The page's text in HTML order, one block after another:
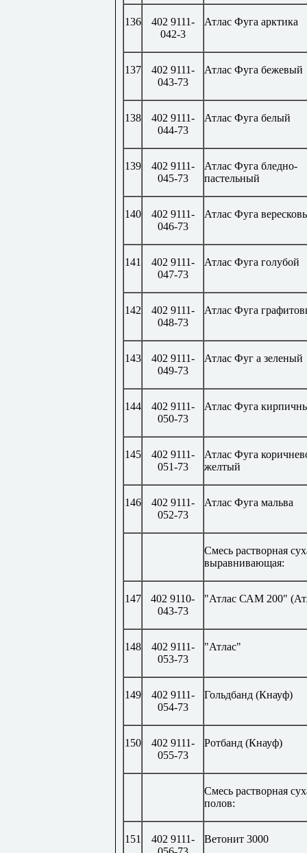
136
402 9111-
042-3
Атлас Фуга арктика
137
402 9111-
043-73
Атлас Фуга бежевый
138
402 9111-
044-73
Атлас Фуга белый
139
402 9111-
045-73
Атлас Фуга бледно-
пастельный
140
402 9111-
046-73
Атлас Фуга
141
402 9111-
047-73
Атлас Фуга голубой
142
402 9111-
048-73
Атлас Фуга
143
402 9111-
049-73
Атлас Фуг а зеленый
144
402 9111-
050-73
Атлас Фуга
145
402 9111-
051-73
Атлас Фуга
желтый
146
402 9111-
052-73
Атлас Фуга мальва
Смесь растворная
выравнивающая:
147
402 9110-
043-73
"Атлас САМ 200"
148
402 9111-
053-73
"Атлас"
149
402 9111-
054-73
Гольдбанд (Кнауф)
150
402 9111-
055-73
Ротбанд (Кнауф)
Смесь растворная
полов:
151
402 9111-
Ветонит 3000